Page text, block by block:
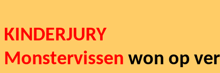
KINDERJURY
Monstervissen won op